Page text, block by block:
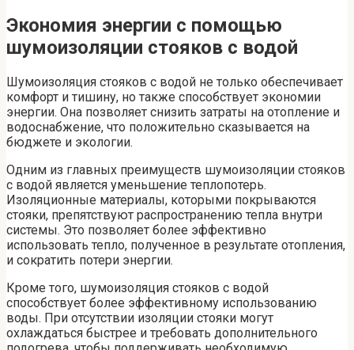
Экономия энергии с помощью
шумоизоляции стояков с водой
Шумоизоляция стояков с водой не только обеспечивает
комфорт и тишину, но также способствует экономии
энергии. Она позволяет снизить затраты на отопление и
водоснабжение, что положительно сказывается на
бюджете и экологии.
Одним из главных преимуществ шумоизоляции стояков
с водой является уменьшение теплопотерь.
Изоляционные материалы, которыми покрываются
стояки, препятствуют распространению тепла внутри
системы. Это позволяет более эффективно
использовать тепло, полученное в результате отопления,
и сократить потери энергии.
Кроме того, шумоизоляция стояков с водой
способствует более эффективному использованию
воды. При отсутствии изоляции стояки могут
охлаждаться быстрее и требовать дополнительного